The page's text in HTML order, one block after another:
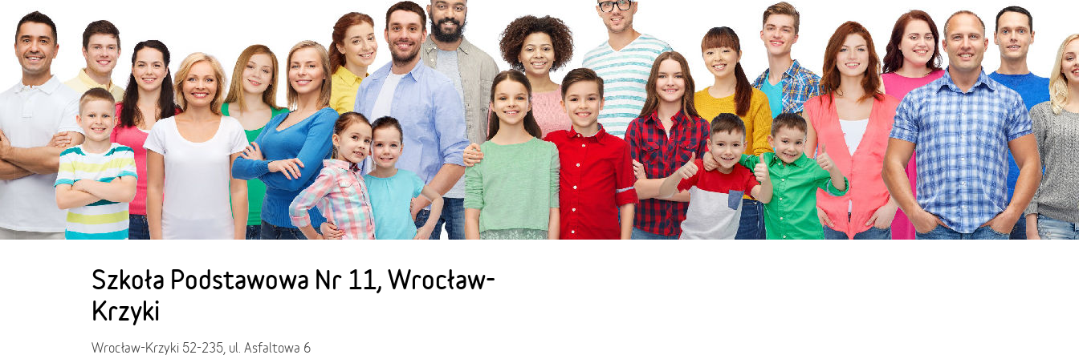
Szkoła Podstawowa Nr 11, Wrocław-
Krzyki
Wrocław-Krzyki 52-235, ul. Asfaltowa 6